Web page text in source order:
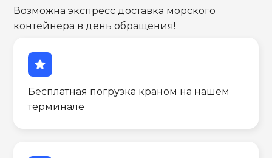
Возможна экспресс доставка морского
контейнера в день обращения!
star
Бесплатная погрузка краном на нашем
терминале